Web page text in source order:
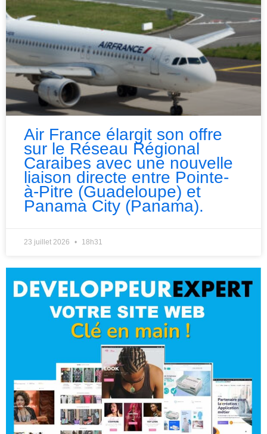
Air France élargit son offre
sur le Réseau Régional
Caraibes avec une nouvelle
liaison directe entre Pointe-
à-Pitre (Guadeloupe) et
Panama City (Panama).
23 juillet 2026 18h31